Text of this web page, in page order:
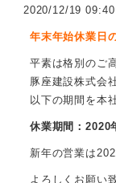
2020/12/19 09:40
年末年始休業日
平素は格別のご
豚座建設株式会
以下の期間を本
休業期間：2020
新年の営業は
よろしくお願い